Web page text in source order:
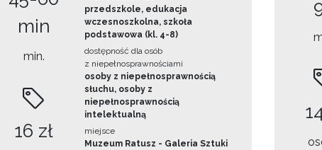
min
min.
16 zł
przedszkole, edukacja
wczesnoszkolna, szkoła
podstawowa (kl. 4-8)
dostępność dla osób
z niepełnosprawnościami
osoby z niepełnosprawnością
słuchu, osoby z
niepełnosprawnością
intelektualną
miejsce
Muzeum Ratusz - Galeria Sztuki